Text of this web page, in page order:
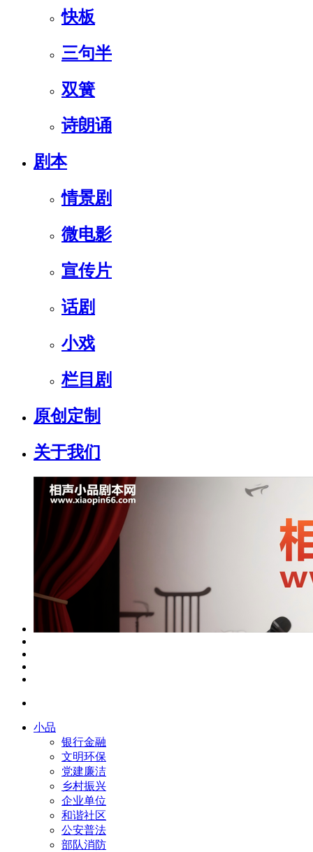
快板
三句半
双簧
诗朗诵
剧本
情景剧
微电影
宣传片
话剧
小戏
栏目剧
原创定制
关于我们
小品
银行金融
文明环保
党建廉洁
乡村振兴
企业单位
和谐社区
公安普法
部队消防